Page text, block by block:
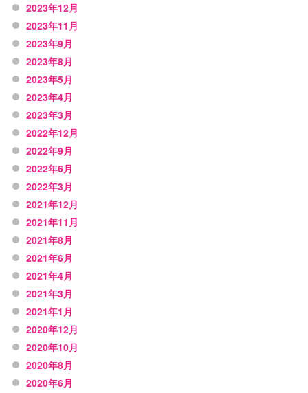
2023年12月
2023年11月
2023年9月
2023年8月
2023年5月
2023年4月
2023年3月
2022年12月
2022年9月
2022年6月
2022年3月
2021年12月
2021年11月
2021年8月
2021年6月
2021年4月
2021年3月
2021年1月
2020年12月
2020年10月
2020年8月
2020年6月